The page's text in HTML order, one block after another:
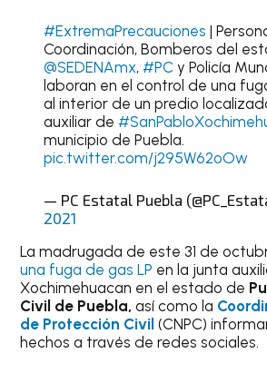
#ExtremaPrecauciones |
Coordinación, Bomberos del
@SEDENAmx, #PC y Policía
laboran en el control de una
al interior de un predio
auxiliar de
municipio de Puebla.
pic.twitter.com/j295W62oOw
— PC Estatal Puebla
2021
La madrugada de este 31 de
una fuga de gas LP en la junta
Xochimehuacan en el estado de
Civil de Puebla, así como la
de Protección Civil (CNPC)
hechos a través de redes sociales.